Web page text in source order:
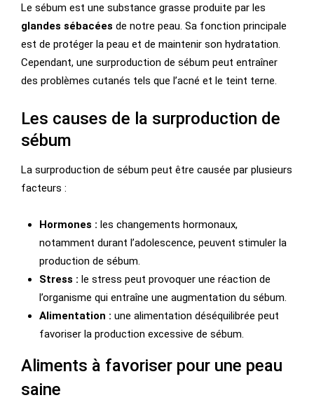
Le sébum est une substance grasse produite par les
glandes sébacées de notre peau. Sa fonction principale
est de protéger la peau et de maintenir son hydratation.
Cependant, une surproduction de sébum peut entraîner
des problèmes cutanés tels que l’acné et le teint terne.
Les causes de la surproduction de
sébum
La surproduction de sébum peut être causée par plusieurs
facteurs :
Hormones : les changements hormonaux,
notamment durant l’adolescence, peuvent stimuler la
production de sébum.
Stress : le stress peut provoquer une réaction de
l’organisme qui entraîne une augmentation du sébum.
Alimentation : une alimentation déséquilibrée peut
favoriser la production excessive de sébum.
Aliments à favoriser pour une peau
saine